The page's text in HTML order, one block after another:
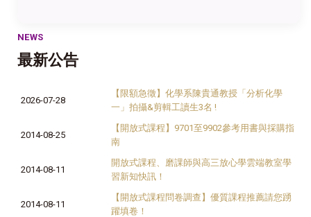
NEWS
最新公告
2026-07-28
【限額急徵】化學系陳貴通教授「分析化學
一」拍攝&剪輯工讀生3名 !
2014-08-25
【開放式課程】9701至9902參考用書與採購指
南
2014-08-11
開放式課程、磨課師與高三放心學雲端教室學
習新知快訊！
2014-08-11
【開放式課程問卷調查】優質課程推薦請您踴
躍填卷！